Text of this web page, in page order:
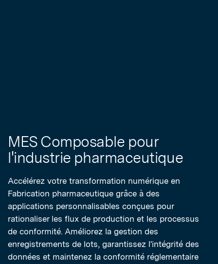
MES Composable pour
l'industrie pharmaceutique
Accélérez votre transformation numérique en
Fabrication pharmaceutique grâce à des
applications personnalisables conçues pour
rationaliser les flux de production et les processus
de conformité. Améliorez la gestion des
enregistrements de lots, garantissez l'intégrité des
données et maintenez la conformité réglementaire